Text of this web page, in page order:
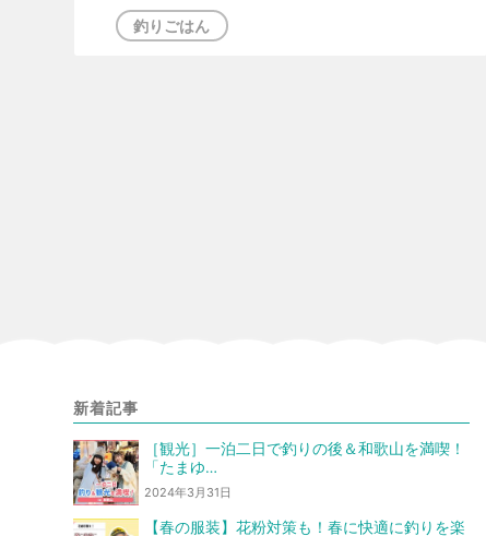
釣りごはん
新着記事
［観光］一泊二日で釣りの後＆和歌山を満喫！
「たまゆ…
2024年3月31日
【春の服装】花粉対策も！春に快適に釣りを楽